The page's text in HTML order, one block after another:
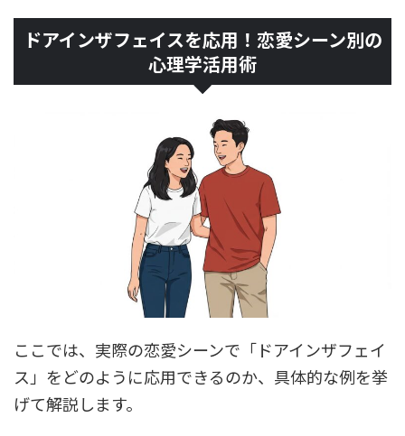
ドアインザフェイスを応用！恋愛シーン別の
心理学活用術
ここでは、実際の恋愛シーンで「ドアインザフェイ
ス」をどのように応用できるのか、具体的な例を挙
げて解説します。